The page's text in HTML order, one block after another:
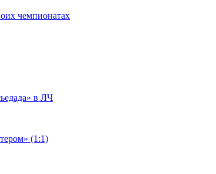
чемпионатах
в ЛЧ
(1:1)